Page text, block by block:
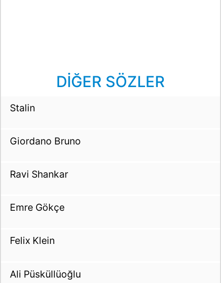
DİĞER SÖZLER
Stalin
Giordano Bruno
Ravi Shankar
Emre Gökçe
Felix Klein
Ali Püsküllüoğlu